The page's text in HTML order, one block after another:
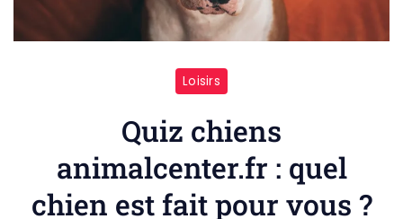
Loisirs
Quiz chiens
animalcenter.fr : quel
chien est fait pour vous ?